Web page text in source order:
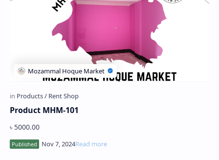
Product MHM-101
৳ 5000.00